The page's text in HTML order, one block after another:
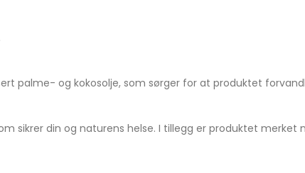
palme- og kokosolje, som sørger for at produktet
sikrer din og naturens helse. I tillegg er produktet